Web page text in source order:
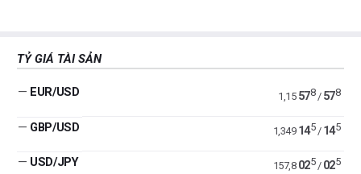
TỶ GIÁ TÀI SẢN
— EUR/USD 1,15 578/ 578
— GBP/USD 1,349 145/ 145
— USD/JPY 157,8 025/ 025